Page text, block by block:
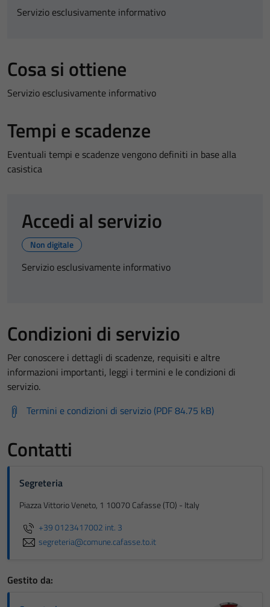
Servizio esclusivamente informativo
Cosa si ottiene
Servizio esclusivamente informativo
Tempi e scadenze
Eventuali tempi e scadenze vengono definiti in base alla
casistica
Accedi al servizio
Non digitale
Servizio esclusivamente informativo
Condizioni di servizio
Per conoscere i dettagli di scadenze, requisiti e altre
informazioni importanti, leggi i termini e le condizioni di
servizio.
Termini e condizioni di servizio (PDF 84.75 kB)
Contatti
Segreteria
Piazza Vittorio Veneto, 1 10070 Cafasse (TO) - Italy
+39 0123417002 int. 3
segreteria@comune.cafasse.to.it
Gestito da: